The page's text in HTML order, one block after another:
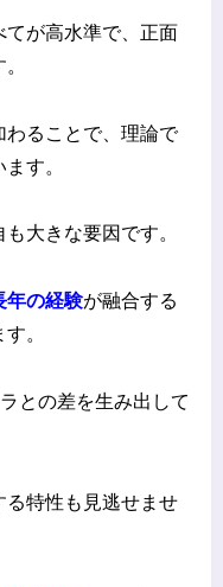
てが高水準で、正面
わることで、理論で
す。
大きな要因です。
年の経験が融合する
。
との差を生み出して
る特性も見逃せませ